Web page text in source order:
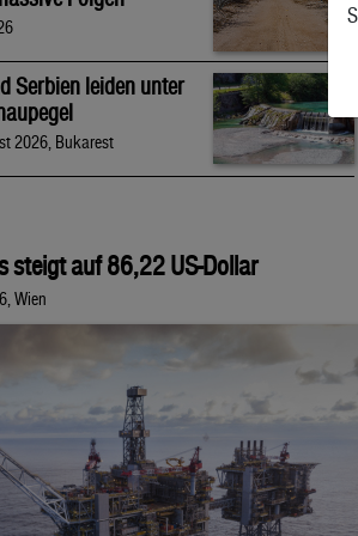
Serbien leiden unter
2026, Bukarest
steigt auf 86,22 US-Dollar
Wien